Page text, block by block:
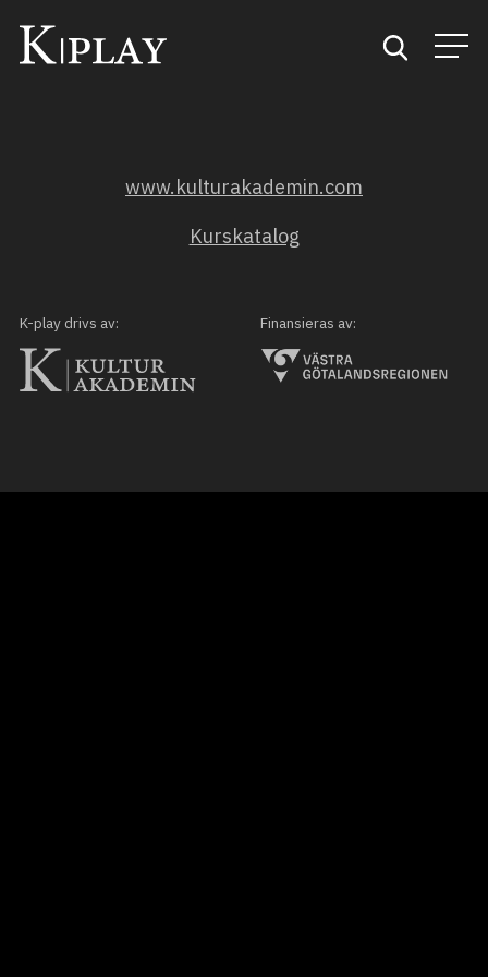
Kategorier
Mina favoriter
www.kulturakademin.com
Kurskatalog
K-play drivs av: Finansieras av: